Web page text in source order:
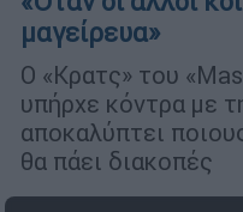
μαγείρευα»
Ο «Κρατς» του
υπήρχε κόντρα με
αποκαλύπτει
θα πάει διακοπές